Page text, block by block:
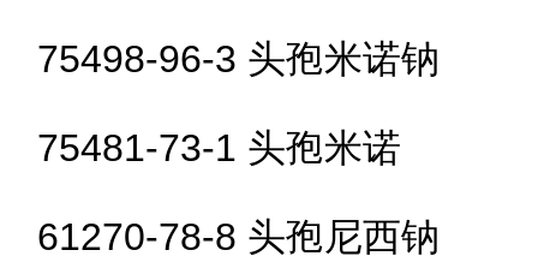
75498-96-3 头孢米诺钠
75481-73-1 头孢米诺
61270-78-8 头孢尼西钠